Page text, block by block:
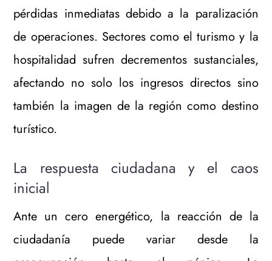
pérdidas inmediatas debido a la paralización
de operaciones. Sectores como el turismo y la
hospitalidad sufren decrementos sustanciales,
afectando no solo los ingresos directos sino
también la imagen de la región como destino
turístico.
La respuesta ciudadana y el caos
inicial
Ante un cero energético, la reacción de la
ciudadanía puede variar desde la